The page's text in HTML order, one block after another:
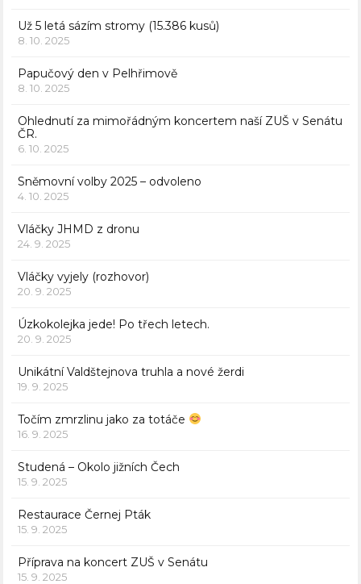
Už 5 letá sázím stromy (15.386 kusů)
8. 10. 2025
Papučový den v Pelhřimově
8. 10. 2025
Ohlednutí za mimořádným koncertem naší ZUŠ v Senátu
ČR.
6. 10. 2025
Sněmovní volby 2025 – odvoleno
4. 10. 2025
Vláčky JHMD z dronu
24. 9. 2025
Vláčky vyjely (rozhovor)
20. 9. 2025
Úzkokolejka jede! Po třech letech.
20. 9. 2025
Unikátní Valdštejnova truhla a nové žerdi
19. 9. 2025
Točím zmrzlinu jako za totáče
16. 9. 2025
Studená – Okolo jižních Čech
15. 9. 2025
Restaurace Černej Pták
15. 9. 2025
Příprava na koncert ZUŠ v Senátu
15. 9. 2025